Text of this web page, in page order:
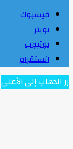
فيسبوك
تويتر
يوتيوب
انستقرام
زر الذهاب إلى الأعلى